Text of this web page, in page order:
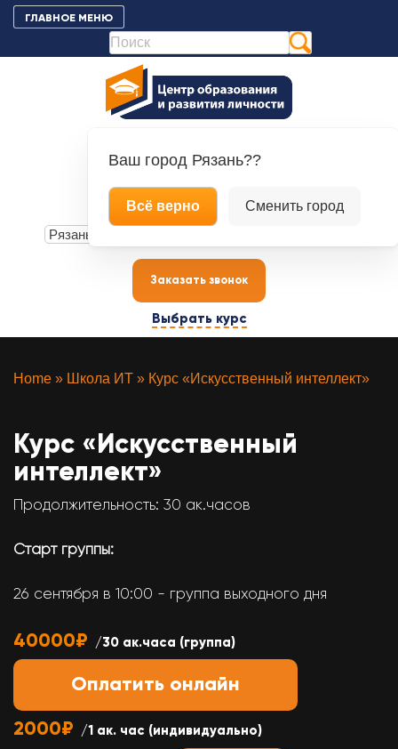
контенту
ГЛАВНОЕ МЕНЮ
+7 (4912) 70-00-88
+7 (900) 609-21-80
Ваш город Рязань??
Всё верно Сменить город
Заказать звонок
Выбрать курс
Home » Школа ИТ » Курс «Искусственный интеллект»
Курс «Искусственный
интеллект»
Продолжительность: 30 ак.часов
Старт группы:
26 сентября в 10:00 - группа выходного дня
40000₽ /30 ак.часа (группа)
Оплатить онлайн
2000₽ /1 ак. час (индивидуально)